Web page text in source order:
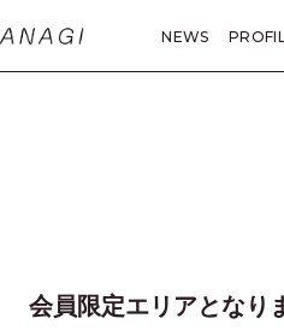
NEWS
会員限定エリアとなり